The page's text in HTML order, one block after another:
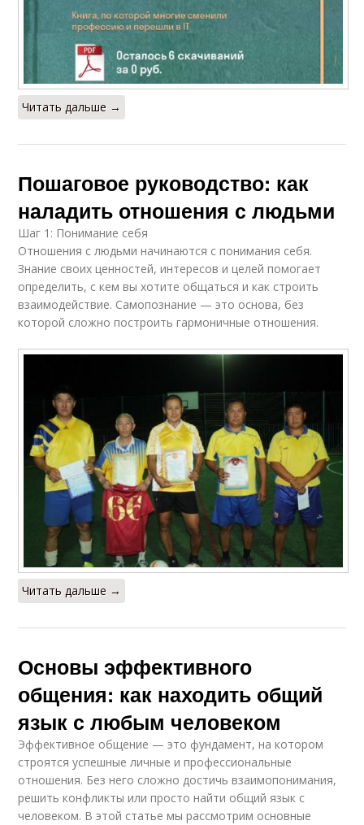
Читать дальше →
Пошаговое руководство: как
наладить отношения с людьми
Шаг 1: Понимание себя
Отношения с людьми начинаются с понимания себя.
Знание своих ценностей, интересов и целей помогает
определить, с кем вы хотите общаться и как строить
взаимодействие. Самопознание — это основа, без
которой сложно построить гармоничные отношения.
Читать дальше →
Основы эффективного
общения: как находить общий
язык с любым человеком
Эффективное общение — это фундамент, на котором
строятся успешные личные и профессиональные
отношения. Без него сложно достичь взаимопонимания,
решить конфликты или просто найти общий язык с
человеком. В этой статье мы рассмотрим основные